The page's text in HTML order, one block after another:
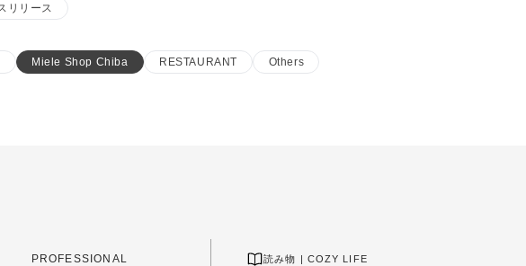
リリース
Miele Shop Chiba RESTAURANT Others
PROFESSIONAL
読み物 | COZY LIFE